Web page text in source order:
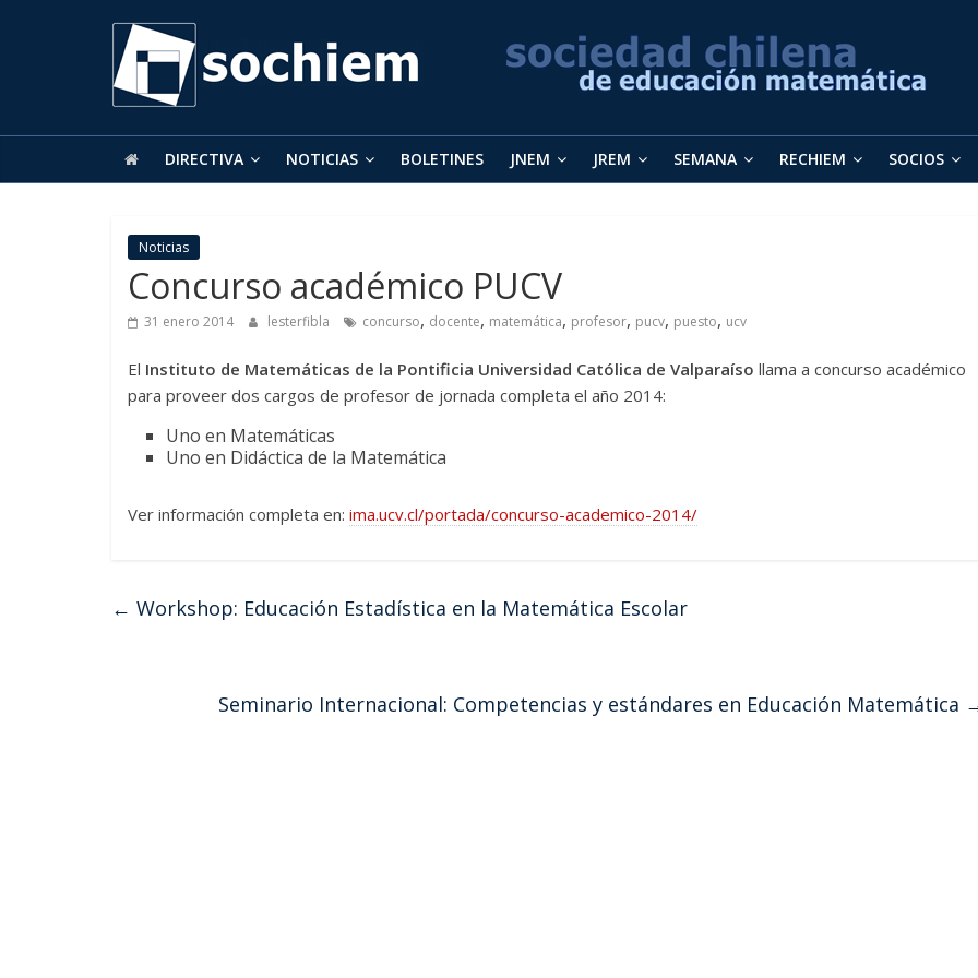
SOCHIEM
Sociedad
Educación
DIRECTIVA NOTICIAS BOLETINES JNEM JREM SEMANA RECHIEM SOCIOS
Noticias
Concurso académico PUCV
31 enero 2014 lesterfibla concurso, docente, matemática, profesor, pucv, puesto, ucv
El Instituto de Matemáticas de la Pontificia Universidad Católica de Valparaíso llama a concurso académico
para proveer dos cargos de profesor de jornada completa el año 2014:
Uno en Matemáticas
Uno en Didáctica de la Matemática
Ver información completa en: ima.ucv.cl/portada/concurso-academico-2014/
← Workshop: Educación Estadística en la Matemática Escolar
Seminario Internacional: Competencias y estándares en Educación Matemática